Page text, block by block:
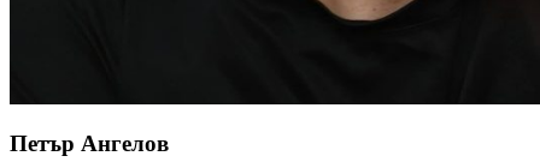
Петър Ангелов